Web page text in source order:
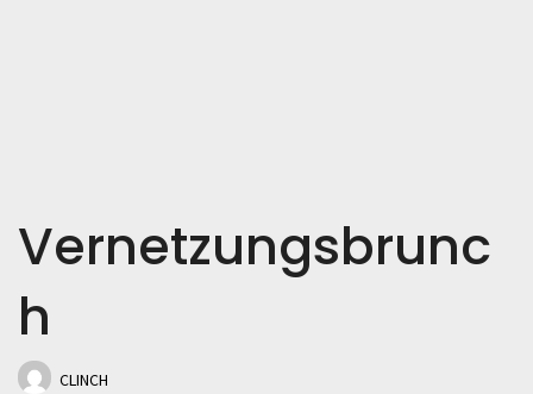
Vernetzungsbrunc
h
CLINCH